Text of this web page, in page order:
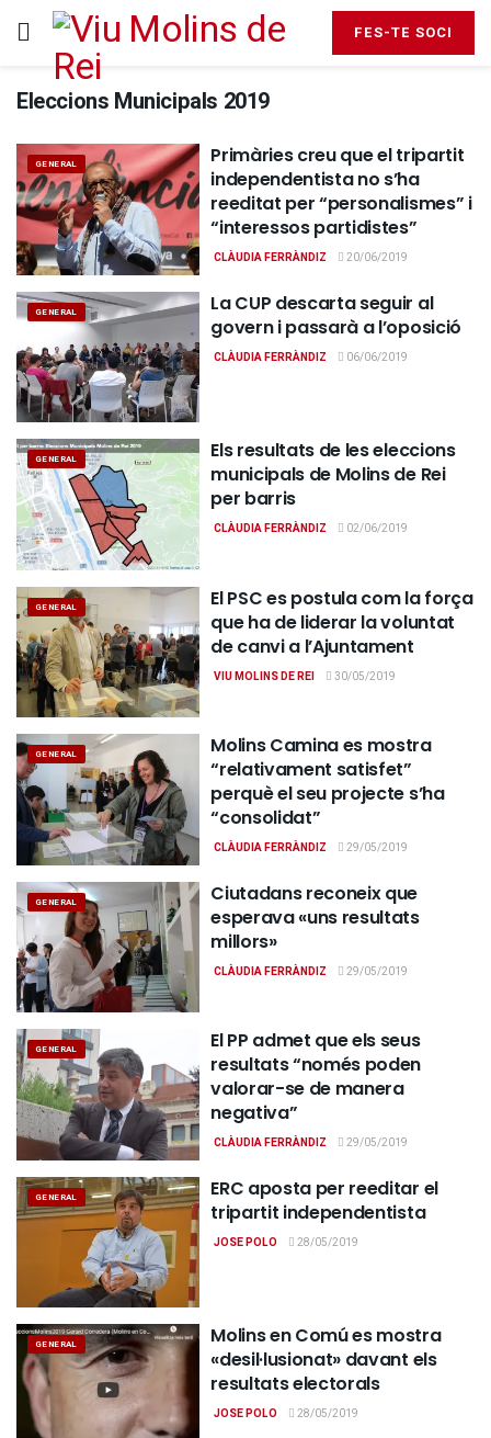
FES-TE SOCI
Eleccions Municipals 2019
GENERAL
Primàries creu que el tripartit
independentista no s’ha
reeditat per “personalismes” i
“interessos partidistes”
CLÀUDIA FERRÀNDIZ 20/06/2019
GENERAL
La CUP descarta seguir al
govern i passarà a l’oposició
CLÀUDIA FERRÀNDIZ 06/06/2019
GENERAL
Els resultats de les eleccions
municipals de Molins de Rei
per barris
CLÀUDIA FERRÀNDIZ 02/06/2019
GENERAL
El PSC es postula com la força
que ha de liderar la voluntat
de canvi a l’Ajuntament
VIU MOLINS DE REI 30/05/2019
GENERAL
Molins Camina es mostra
“relativament satisfet”
perquè el seu projecte s’ha
“consolidat”
CLÀUDIA FERRÀNDIZ 29/05/2019
GENERAL
Ciutadans reconeix que
esperava «uns resultats
millors»
CLÀUDIA FERRÀNDIZ 29/05/2019
GENERAL
El PP admet que els seus
resultats “només poden
valorar-se de manera
negativa”
CLÀUDIA FERRÀNDIZ 29/05/2019
GENERAL
ERC aposta per reeditar el
tripartit independentista
JOSE POLO 28/05/2019
GENERAL
Molins en Comú es mostra
«desil·lusionat» davant els
resultats electorals
JOSE POLO 28/05/2019